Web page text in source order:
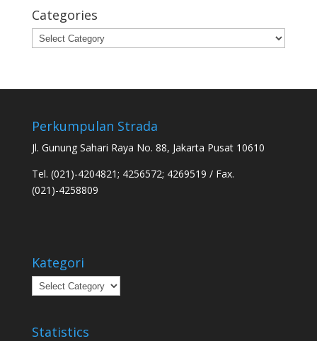
Categories
Categories
Perkumpulan Strada
Jl. Gunung Sahari Raya No. 88, Jakarta Pusat 10610
Tel. (021)-4204821; 4256572; 4269519 / Fax.
(021)-4258809
Kategori
Kategori
Statistics